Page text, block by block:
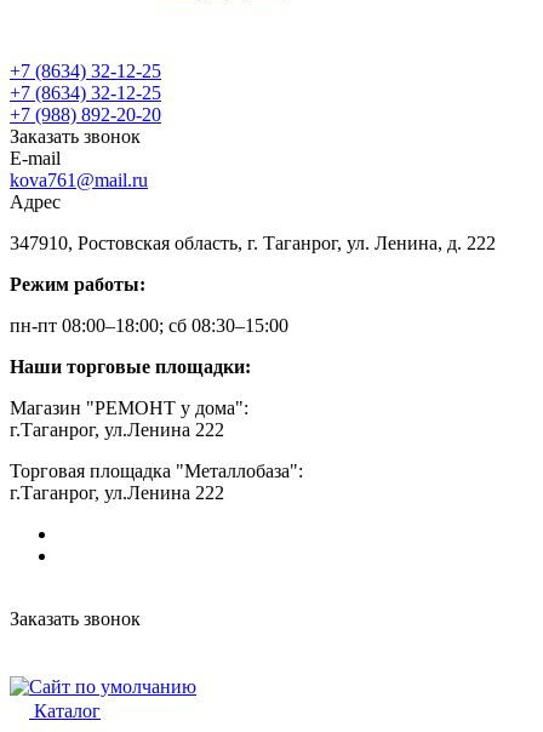
+7 (8634) 32-12-25
+7 (8634) 32-12-25
+7 (988) 892-20-20
Заказать звонок
E-mail
kova761@mail.ru
Адрес
347910, Ростовская область, г. Таганрог, ул. Ленина, д. 222
Режим работы:
пн-пт 08:00–18:00; сб 08:30–15:00
Наши торговые площадки:
Магазин "РЕМОНТ у дома":
г.Таганрог, ул.Ленина 222
Торговая площадка "Металлобаза":
г.Таганрог, ул.Ленина 222
Заказать звонок
Каталог